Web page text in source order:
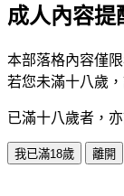
成人內容提
本部落格內容僅
若您未滿十八歲
已滿十八歲者，
我已滿18歲 離開